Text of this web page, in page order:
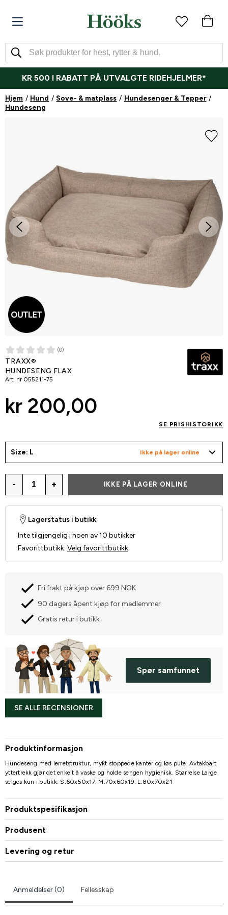
KR 500 I RABATT PÅ UTVALGTE RIDEHJELMER*
Hjem Hund Sove- & matplass
Hundesenger & Tepper
Hundeseng
(0)
TRAXX®
HUNDESENG FLAX
Art. nr 055211-75
kr 200,00
SE PRISHISTORIKK
Size: L Ikke på lager online
- + IKKE PÅ LAGER ONLINE
Lagerstatus i butikk
Inte tilgjengelig i noen av 10 butikker
Favorittbutikk: Velg favorittbutikk
Fri frakt på kjøp over 699 NOK
90 dagers åpent kjøp for medlemmer
Gratis retur i butikk
Spør samfunnet
SE ALLE RECENSIONER
Produktinformasjon
Hundeseng med lerretstruktur, mykt stoppede kanter og løs pute. Avtakbart
yttertrekk gjør det enkelt å vaske og holde sengen hygienisk. Størrelse Large
selges kun i butikk. S:60x50x17, M:70x60x19, L:80x70x21
Produktspesifikasjon
Produsent
Levering og retur
Anmeldelser (0) Fellesskap